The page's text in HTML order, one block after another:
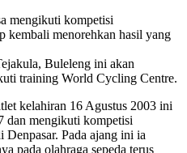
mengikuti kompetisi
kembali menorehkan hasil yang
Buleleng ini akan
training World Cycling Centre.
kelahiran 16 Agustus 2003 ini
dan mengikuti kompetisi
Pada ajang ini ia
pada olahraga sepeda terus